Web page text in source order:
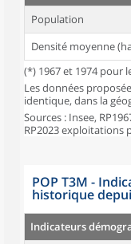
Population
Densité moyenne
(*) 1967 et 1974 pour
Les données
identique, dans la
Sources : Insee,
RP2023 exploitations
POP T3M -
historique
Indicateurs